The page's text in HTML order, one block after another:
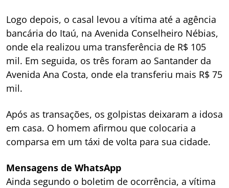
Logo depois, o casal levou a vítima até a agência
bancária do Itaú, na Avenida Conselheiro Nébias,
onde ela realizou uma transferência de R$ 105
mil. Em seguida, os três foram ao Santander da
Avenida Ana Costa, onde ela transferiu mais R$ 75
mil.
Após as transações, os golpistas deixaram a idosa
em casa. O homem afirmou que colocaria a
comparsa em um táxi de volta para sua cidade.
Mensagens de WhatsApp
Ainda segundo o boletim de ocorrência, a vítima